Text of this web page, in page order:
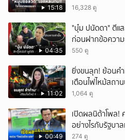
15:18 16,328 ดู
04:35
"บุ๋ม ปนัดดา" ตีแ
ก่อนฝากข้อควา
550 ดู
11:02
ยิ่งขนลุก! ย้อนคำ
เตือนไฟไหม้สถา
1,064 ดู
00:49
เปิดผลนิด้าโพล!
อย่างไรกับรัฐบา
274 ดู
ยกเลิก